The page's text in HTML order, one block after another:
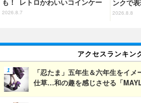
も！ レトロかわいいコインケー
ス第2弾がカプセルトイに登場♪
2026.8.7
ンクで
るグッ
2026.8.8
アクセスランキン
「忍たま」五年生＆六年生をイメ
仕草…和の趣を感じさせる「